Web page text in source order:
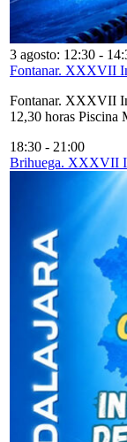
3 agosto: 12:30 -
Fontanar. XXXVII
Fontanar. XXXVII
12,30 horas Piscina
18:30 - 21:00
Brihuega. XXXVII